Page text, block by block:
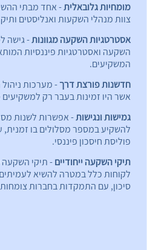
מומחיות גלובאלית- אחד מבתי
צוות מנהלי השקעות ואנליסטים
אסטרטגיות השקעה מגוונות- גישה
השקעה ואסטרטגיות פיננסיות
המשקיעים.
חדשנות פורצת דרך - מערכות
אשר היו זמינות בעבר רק למשקיעים
גמישות ונגישות- אפשרות לשנות
להשקיע במספר מסלולים בו זמנית,
פוליסת חיסכון פיננסי.
תיקי השקעה ייחודיים - תיקי השקעה
לקוחות כלל במטרה להשיא
סיכון, עם התמקדות בחברות